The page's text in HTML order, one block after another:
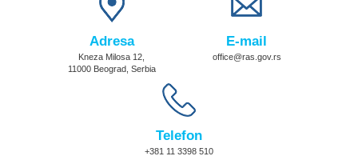
Adresa
Kneza Milosa 12,
11000 Beograd, Serbia
E-mail
office@ras.gov.rs
Telefon
+381 11 3398 510